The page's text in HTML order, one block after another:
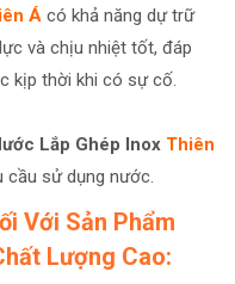
Á có khả năng dự trữ
và chịu nhiệt tốt, đáp
kịp thời khi có sự cố.
Lắp Ghép Inox Thiên
cầu sử dụng nước.
Với Sản Phẩm
Lượng Cao: